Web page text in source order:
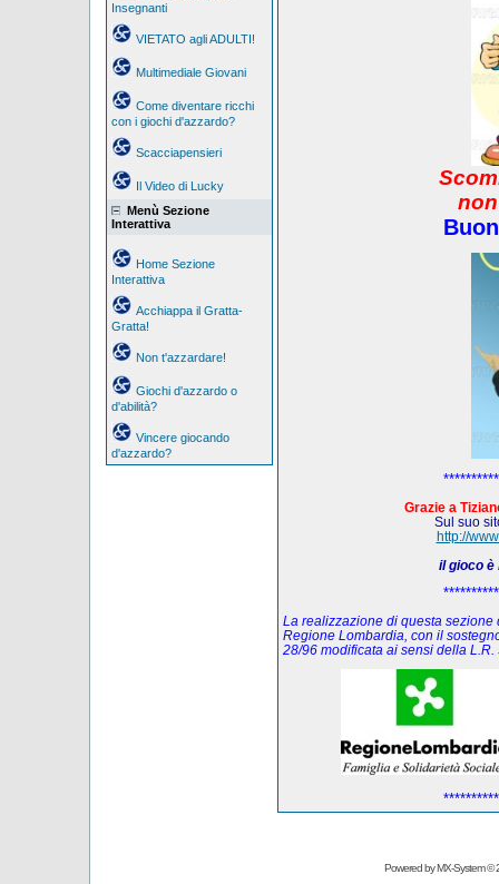
Insegnanti
VIETATO agli ADULTI!
Multimediale Giovani
Come diventare ricchi
con i giochi d'azzardo?
Scacciapensieri
Il Video di Lucky
Menù Sezione
Interattiva
Home Sezione
Interattiva
Acchiappa il Gratta-
Gratta!
Non t'azzardare!
Giochi d'azzardo o
d'abilità?
Vincere giocando
d'azzardo?
Grazie a
Sul suo
http://
il gioco è
La realizzazione di questa sezione
Regione Lombardia, con il
28/96 modificata ai sensi della
Powered byMX-System©